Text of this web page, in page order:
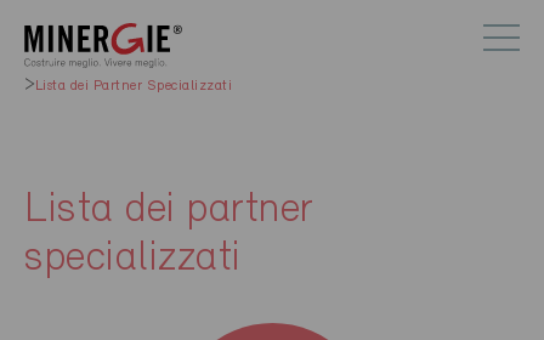
Lista dei Partner Specializzati
Lista dei partner
specializzati